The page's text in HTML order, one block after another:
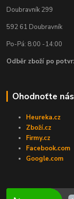
Doubravník 299
592 61 Doubravník
Po-Pá: 8:00 -14:00
Odběr zboží po
Ohodnoťte
Heureka.cz
Zboží.cz
Firmy.cz
Facebook.com
Google.com